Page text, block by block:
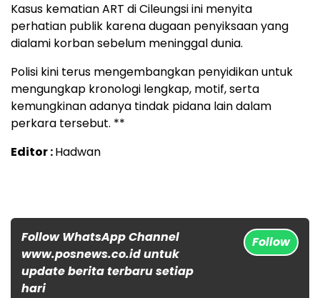
Kasus kematian ART di Cileungsi ini menyita
perhatian publik karena dugaan penyiksaan yang
dialami korban sebelum meninggal dunia.
Polisi kini terus mengembangkan penyidikan untuk
mengungkap kronologi lengkap, motif, serta
kemungkinan adanya tindak pidana lain dalam
perkara tersebut. **
Editor :Hadwan
Follow WhatsApp Channel
www.posnews.co.id untuk
update berita terbaru setiap
hari
Follow